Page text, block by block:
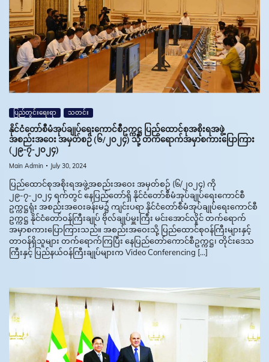
ပြည်တွင်းရေးရာ သတင်း
နိုင်ငံတော်စီမံအုပ်ချုပ်ရေးကောင်စီဥက္ကဋ္ဌ ပြည်ထောင်စုအစိုးရအဖွဲ့
အစည်းအဝေး အမှတ်စဉ် (၆/၂၀၂၄) သို့ တက်ရောက်အမှာစကားပြောကြား
(၂၉-၇-၂၀၂၄)
Main Admin July 30, 2024
ပြည်ထောင်စုအစိုးရအဖွဲ့အစည်းအဝေး အမှတ်စဉ် (၆/၂၀၂၄) ကို
၂၉-၇-၂၀၂၄ ရက်တွင် နေပြည်တော်ရှိ နိုင်ငံတော်စီမံအုပ်ချုပ်ရေးကောင်စီ
ဥက္ကဋ္ဌရုံး အစည်းအဝေးခန်းမ၌ ကျင်းပရာ နိုင်ငံတော်စီမံအုပ်ချုပ်ရေးကောင်စီ
ဥက္ကဋ္ဌ နိုင်ငံတော်ဝန်ကြီးချုပ် ဗိုလ်ချုပ်မှူးကြီး မင်းအောင်လှိုင် တက်ရောက်
အမှာစကားပြောကြားသည်။ အစည်းအဝေးသို့ ပြည်ထောင်စုဝန်ကြီးများနှင့်
တာဝန်ရှိသူများ တက်ရောက်ကြပြီး နေပြည်တော်ကောင်စီဥက္ကဋ္ဌ၊ တိုင်းဒေသ
ကြီးနှင့် ပြည်နယ်ဝန်ကြီးချုပ်များက Video Conferencing […]